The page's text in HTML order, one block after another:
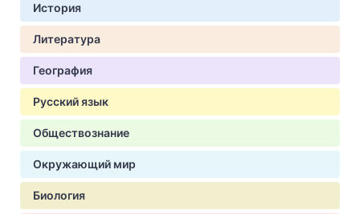
История
Литература
География
Русский язык
Обществознание
Окружающий мир
Биология